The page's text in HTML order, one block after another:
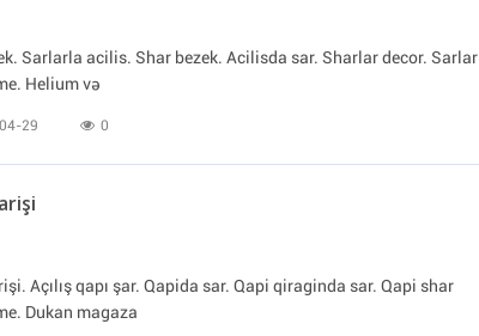
Sarlarla acilis. Shar bezek. Acilisda sar. Sharlar decor. Sarlar
Helium və
29 0
Açılış qapı şar. Qapida sar. Qapi qiraginda sar. Qapi shar
Dukan magaza